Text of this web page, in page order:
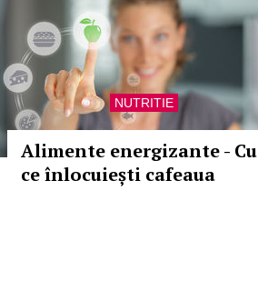
NUTRITIE
Alimente energizante - Cu
ce înlocuiești cafeaua